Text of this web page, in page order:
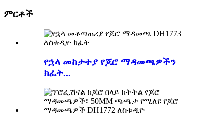
ምርቶች
የኋላ መከታተያ የጆሮ ማዳመጫዎችን
ክፈት...